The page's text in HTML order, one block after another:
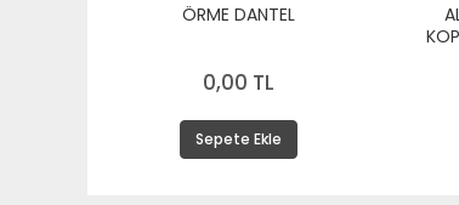
ÖRME DANTEL
0,00 TL
Sepete Ekle